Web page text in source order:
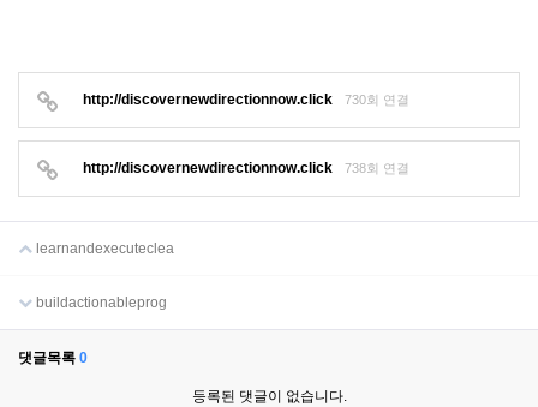
http://discovernewdirectionnow.click 730회 연결
http://discovernewdirectionnow.click 738회 연결
learnandexecuteclea
buildactionableprog
댓글목록 0
등록된 댓글이 없습니다.